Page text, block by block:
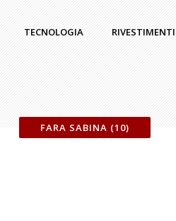
TECNOLOGIA RIVESTIMENTI
FARA SABINA (10)